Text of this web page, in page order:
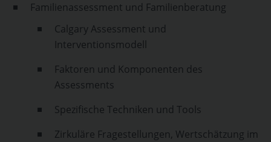
Familienassessment und Familienberatung
Calgary Assessment und
Interventionsmodell
Faktoren und Komponenten des
Assessments
Spezifische Techniken und Tools
Zirkuläre Fragestellungen, Wertschätzung im